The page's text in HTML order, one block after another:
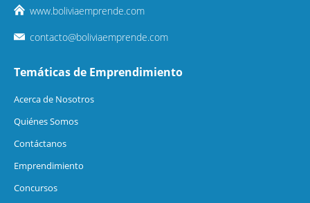
www.boliviaemprende.com
contacto@boliviaemprende.com
Temáticas de Emprendimiento
Acerca de Nosotros
Quiénes Somos
Contáctanos
Emprendimiento
Concursos